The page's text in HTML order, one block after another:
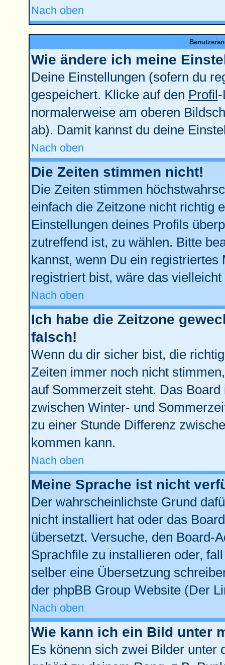
Nach oben
Wie ändere ich meine
Deine Einstellungen (sofern du
gespeichert. Klicke auf den Profil
normalerweise am oberen
ab). Damit kannst du deine
Nach oben
Die Zeiten stimmen nicht!
Die Zeiten stimmen
einfach die Zeitzone nicht richtig
Einstellungen deines Profils
zutreffend ist, zu wählen. Bitte
kannst, wenn Du ein
registriert bist, wäre das
Nach oben
Ich habe die Zeitzone
falsch!
Wenn du dir sicher bist, die
Zeiten immer noch nicht
auf Sommerzeit steht. Das
zwischen Winter- und
zu einer Stunde Differenz
kommen kann.
Nach oben
Meine Sprache ist nicht
Der wahrscheinlichste Grund
nicht installiert hat oder das
übersetzt. Versuche, den Board-
Sprachfile zu installieren oder,
selber eine Übersetzung
der phpBB Group Website (Der
Nach oben
Wie kann ich ein Bild unter
Es könenn sich zwei Bilder unter